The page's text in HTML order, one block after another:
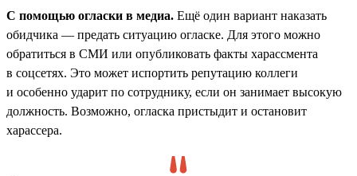
С помощью огласки в медиа. Ещё один вариант наказать
обидчика — предать ситуацию огласке. Для этого можно
обратиться в СМИ или опубликовать факты харассмента
в соцсетях. Это может испортить репутацию коллеги
и особенно ударит по сотруднику, если он занимает высокую
должность. Возможно, огласка пристыдит и остановит
харассера.